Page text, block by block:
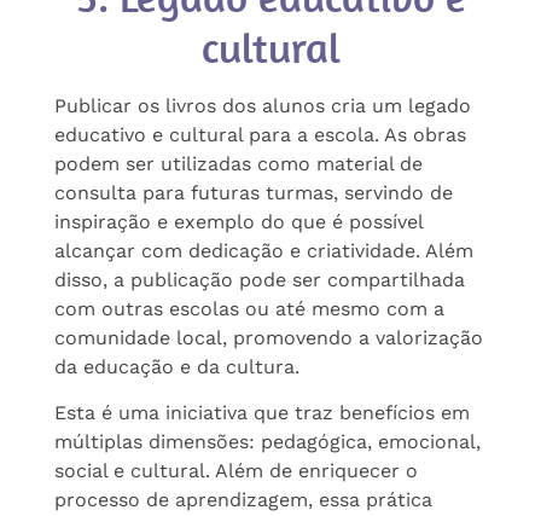
cultural
Publicar os livros dos alunos cria um legado
educativo e cultural para a escola. As obras
podem ser utilizadas como material de
consulta para futuras turmas, servindo de
inspiração e exemplo do que é possível
alcançar com dedicação e criatividade. Além
disso, a publicação pode ser compartilhada
com outras escolas ou até mesmo com a
comunidade local, promovendo a valorização
da educação e da cultura.
Esta é uma iniciativa que traz benefícios em
múltiplas dimensões: pedagógica, emocional,
social e cultural. Além de enriquecer o
processo de aprendizagem, essa prática